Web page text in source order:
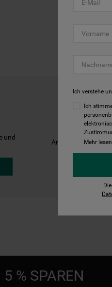
und
Anleitungen finden
% SPAREN
Ich verstehe
Ich
Mehr lesen